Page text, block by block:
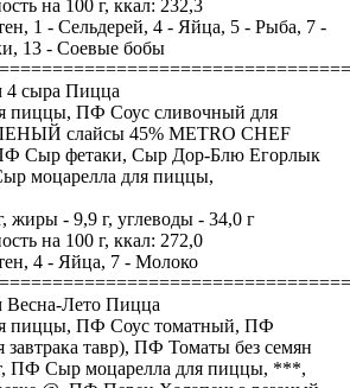
на 100 г, ккал: 232,3
1 - Сельдерей, 4 - Яйца, 5 - Рыба, 7 -
13 - Соевые бобы
4 сыра Пицца
пиццы, ПФ Соус сливочный для
слайсы 45% METRO CHEF
Сыр фетаки, Сыр Дор-Блю Егорлык
моцарелла для пиццы,
жиры - 9,9 г, углеводы - 34,0 г
на 100 г, ккал: 272,0
4 - Яйца, 7 - Молоко
Весна-Лето Пицца
пиццы, ПФ Соус томатный, ПФ
завтрака тавр), ПФ Томаты без семян
ПФ Сыр моцарелла для пиццы, ***,